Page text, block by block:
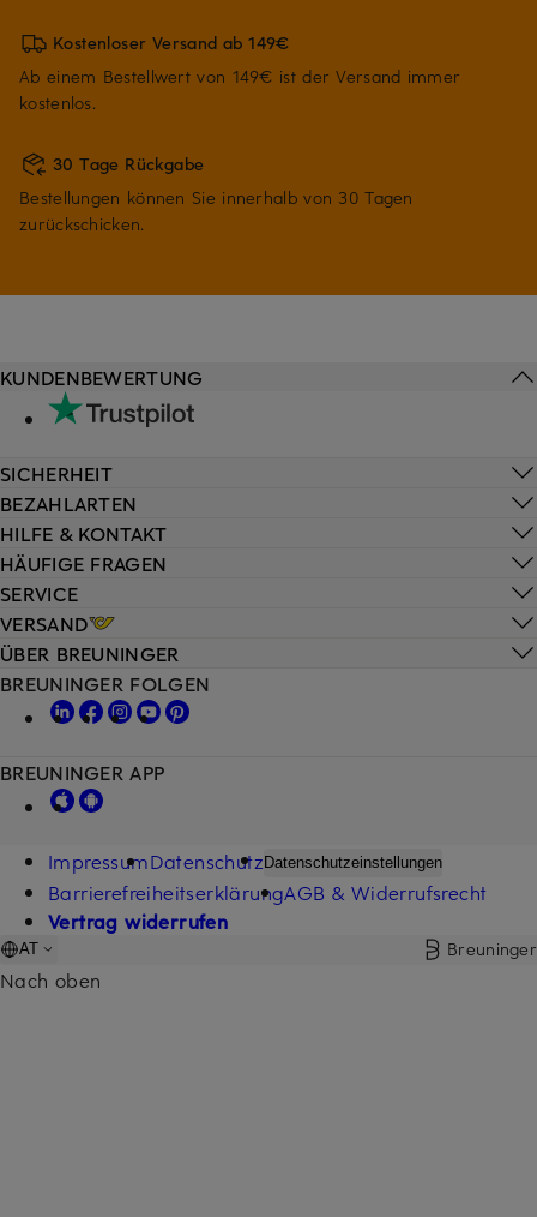
Kostenloser Versand ab 149€
Ab einem Bestellwert von 149€ ist der Versand immer
kostenlos.
30 Tage Rückgabe
Bestellungen können Sie innerhalb von 30 Tagen
zurückschicken.
HILFE & KONTAKT
HÄUFIGE FRAGEN
SERVICE
VERSAND
KUNDENBEWERTUNG
SICHERHEIT
BEZAHLARTEN
ÜBER BREUNINGER
BREUNINGER FOLGEN
BREUNINGER APP
ImpressumDatenschutzDatenschutzeinstellungen
BarrierefreiheitserklärungAGB & Widerrufsrecht
Vertrag widerrufen
AT Breuninger
Nach oben